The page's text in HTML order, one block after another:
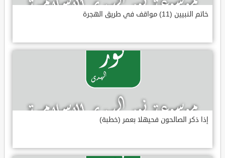
خاتم النبيين (11) مواقف في طريق الهجرة
إذا ذكر الصالحون فحيهلا بعمر (خطبة)